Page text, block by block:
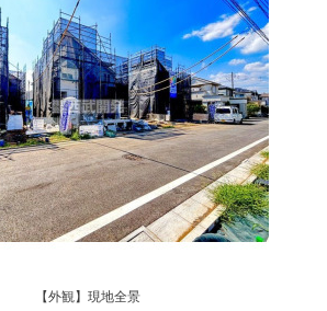
【外観】現地全景